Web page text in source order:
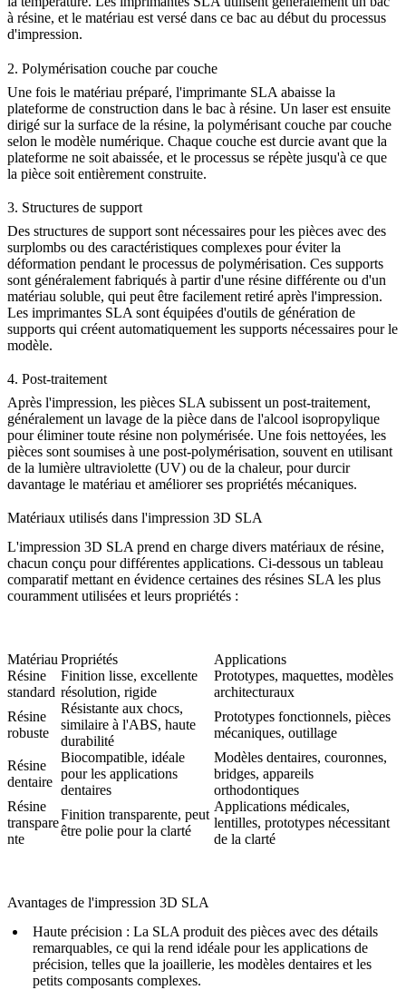
à résine, et le matériau est versé dans ce bac au début du processus
d'impression.
2. Polymérisation couche par couche
Une fois le matériau préparé, l'imprimante SLA abaisse la
plateforme de construction dans le bac à résine. Un laser est ensuite
dirigé sur la surface de la résine, la polymérisant couche par couche
selon le modèle numérique. Chaque couche est durcie avant que la
plateforme ne soit abaissée, et le processus se répète jusqu'à ce que
la pièce soit entièrement construite.
3. Structures de support
Des structures de support sont nécessaires pour les pièces avec des
surplombs ou des caractéristiques complexes pour éviter la
déformation pendant le processus de polymérisation. Ces supports
sont généralement fabriqués à partir d'une résine différente ou d'un
matériau soluble, qui peut être facilement retiré après l'impression.
Les imprimantes SLA sont équipées d'outils de génération de
supports qui créent automatiquement les supports nécessaires pour le
modèle.
4. Post-traitement
Après l'impression, les pièces SLA subissent un post-traitement,
généralement un lavage de la pièce dans de l'alcool isopropylique
pour éliminer toute résine non polymérisée. Une fois nettoyées, les
pièces sont soumises à une post-polymérisation, souvent en utilisant
de la lumière ultraviolette (UV) ou de la chaleur, pour durcir
davantage le matériau et améliorer ses propriétés mécaniques.
Matériaux utilisés dans l'impression 3D SLA
L'impression 3D SLA prend en charge divers matériaux de résine,
chacun conçu pour différentes applications. Ci-dessous un tableau
comparatif mettant en évidence certaines des résines SLA les plus
couramment utilisées et leurs propriétés :
Matériau Propriétés
Applications
Résine
standard
Finition lisse, excellente
résolution, rigide
Prototypes, maquettes, modèles
architecturaux
Résine
robuste
Résistante aux chocs,
similaire à l'ABS, haute
durabilité
Prototypes fonctionnels, pièces
mécaniques, outillage
Résine
dentaire
Biocompatible, idéale
pour les applications
dentaires
Modèles dentaires, couronnes,
bridges, appareils
orthodontiques
Résine
transpare
nte
Finition transparente, peut
être polie pour la clarté
Applications médicales,
lentilles, prototypes nécessitant
de la clarté
Avantages de l'impression 3D SLA
Haute précision : La SLA produit des pièces avec des détails
remarquables, ce qui la rend idéale pour les applications de
précision, telles que la joaillerie, les modèles dentaires et les
petits composants complexes.